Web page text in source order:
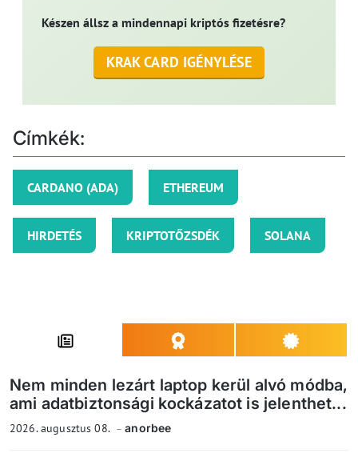
Készen állsz a mindennapi kriptós fizetésre?
KRAK CARD IGÉNYLÉSE
Címkék:
CARDANO (ADA) ETHEREUM
HIRDETÉS KRIPTOTŐZSDÉK SOLANA
Nem minden lezárt laptop kerül alvó módba,
ami adatbiztonsági kockázatot is jelenthet...
2026. augusztus 08. anorbee